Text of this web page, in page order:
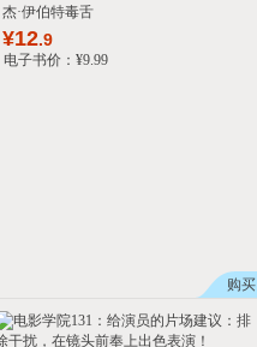
杰·伊伯特毒舌
¥12.9
电子书价： ¥9.99
购买